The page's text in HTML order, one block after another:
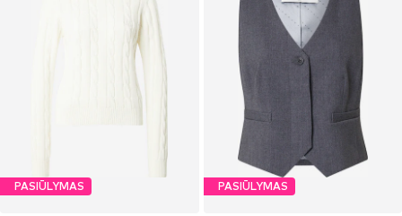
PASIŪLYMAS PASIŪLYMAS